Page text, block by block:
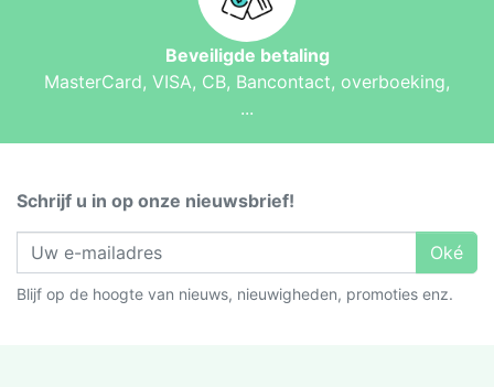
Beveiligde betaling
MasterCard, VISA, CB, Bancontact, overboeking,
...
Schrijf u in op onze nieuwsbrief!
Oké
Blijf op de hoogte van nieuws, nieuwigheden, promoties enz.